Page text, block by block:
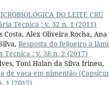
DO LEITE CRU
Técnica : v. 32 n. 1 (2011)
Costa, Alex Oliveira Rocha, Ana
Resposta do feijoeiro a
Técnica : v. 38 n. 2 (2017)
Toni Halan da Silva Irineu,
de vaca em pimentão
1 (2015)